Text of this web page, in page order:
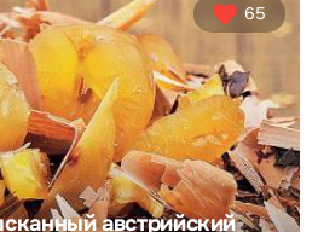
65
австрийский